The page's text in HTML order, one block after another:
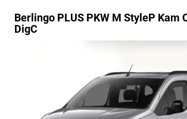
Berlingo PLUS PKW M StyleP Kam
DigC